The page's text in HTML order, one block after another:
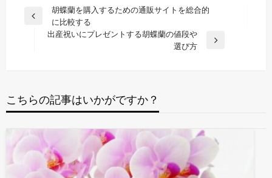
投
ー
シ
ョ
ン
胡蝶蘭を購入するための通販サイトを総合的
に比較する
出産祝いにプレゼントする胡蝶蘭の値段や
選び方
こちらの記事はいかがですか？